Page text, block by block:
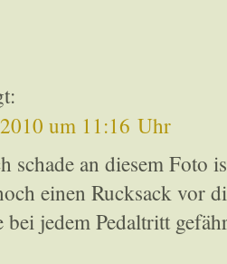
um 11:16 Uhr
schade an diesem Foto
einen Rucksack vor
bei jedem Pedaltritt